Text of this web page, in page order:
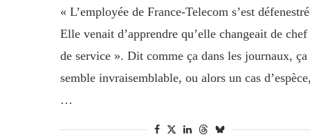
« L’employée de France-Telecom s’est
Elle venait d’apprendre qu’elle changeait de chef
de service ». Dit comme ça dans les journaux, ça
semble invraisemblable, ou alors un cas
…